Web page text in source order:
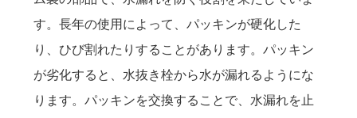
す。長年の使用によって、パッキンが硬化した
り、ひび割れたりすることがあります。パッキン
が劣化すると、水抜き栓から水が漏れるようにな
ります。パッキンを交換することで、水漏れを止